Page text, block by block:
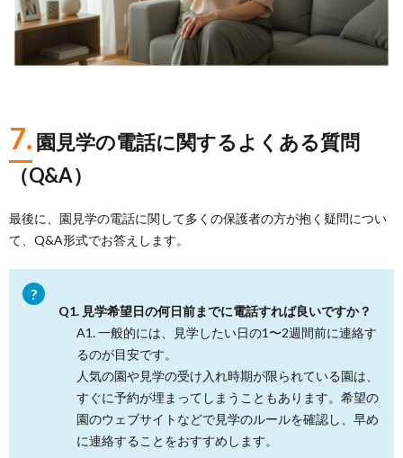
7. 園見学の電話に関するよくある質問
（Q&A）
最後に、園見学の電話に関して多くの保護者の方が抱く疑問につい
て、Q&A形式でお答えします。
Q1. 見学希望日の何日前までに電話すれば良いですか？
A1. 一般的には、見学したい日の1〜2週間前に連絡す
るのが目安です。
人気の園や見学の受け入れ時期が限られている園は、
すぐに予約が埋まってしまうこともあります。希望の
園のウェブサイトなどで見学のルールを確認し、早め
に連絡することをおすすめします。